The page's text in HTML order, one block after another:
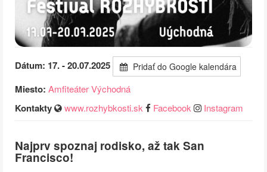
Dátum: 17. - 20.07.2025 Pridať do Google kalendára
Miesto: Amfiteáter Východná
Kontakty www.rozhybkosti.sk Facebook Instagram
Najprv spoznaj rodisko, až tak San
Francisco!